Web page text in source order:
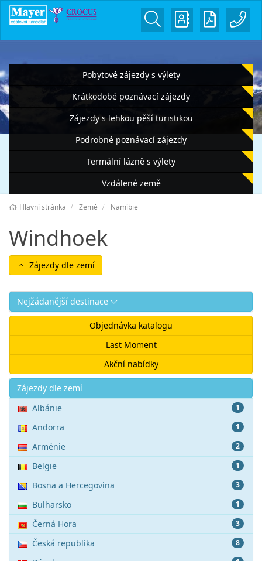
Pobytové zájezdy s výlety
Krátkodobé poznávací zájezdy
Zájezdy s lehkou pěší turistikou
Podrobné poznávací zájezdy
Termální lázně s výlety
Vzdálené země
Hlavní stránka Země Namíbie
Windhoek
Zájezdy dle zemí
Nejžádanější destinace
Objednávka katalogu
Last Moment
Akční nabídky
Akce
Zájezdy dle zemí
1
Albánie
1
Andorra
2
Arménie
1
Belgie
3
Bosna a Hercegovina
1
Bulharsko
3
Černá Hora
8
Česká republika